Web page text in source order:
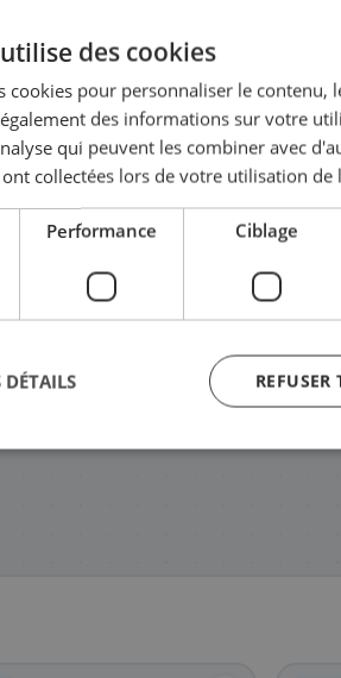
Expédié le jour même — commandez
Coût par impression :
0,0156 €
Complétez la sérieTK-590
des cookies
cookies pour personnaliser le contenu,
des informations sur votre
qui peuvent les combiner avec
collectées lors de votre utilisation de
Performance Ciblage
REFUSER
DÉTAILS